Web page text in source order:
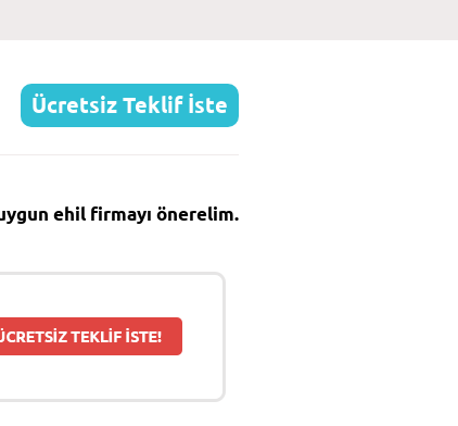
Ücretsiz Teklif İste
ehil firmayı önerelim.